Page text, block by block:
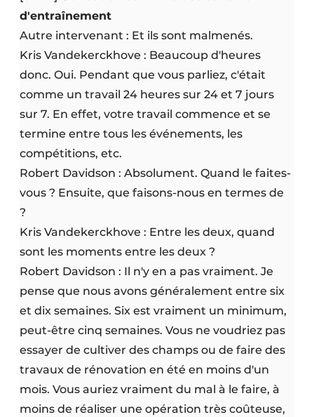
d'entraînement
Autre intervenant : Et ils sont malmenés.
Kris Vandekerckhove : Beaucoup d'heures
donc. Oui. Pendant que vous parliez, c'était
comme un travail 24 heures sur 24 et 7 jours
sur 7. En effet, votre travail commence et se
termine entre tous les événements, les
compétitions, etc.
Robert Davidson : Absolument. Quand le faites-
vous ? Ensuite, que faisons-nous en termes de
?
Kris Vandekerckhove : Entre les deux, quand
sont les moments entre les deux ?
Robert Davidson : Il n'y en a pas vraiment. Je
pense que nous avons généralement entre six
et dix semaines. Six est vraiment un minimum,
peut-être cinq semaines. Vous ne voudriez pas
essayer de cultiver des champs ou de faire des
travaux de rénovation en été en moins d'un
mois. Vous auriez vraiment du mal à le faire, à
moins de réaliser une opération très coûteuse,